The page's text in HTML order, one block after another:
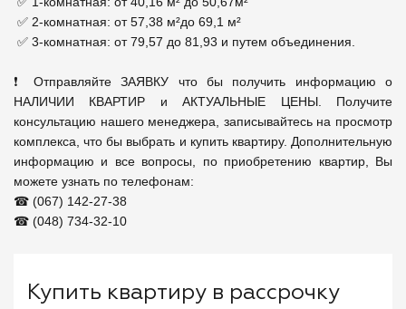
❗ Отправляйте ЗАЯВКУ что бы получить информацию о
НАЛИЧИИ КВАРТИР и АКТУАЛЬНЫЕ ЦЕНЫ. Получите
консультацию нашего менеджера, записывайтесь на просмотр
комплекса, что бы выбрать и купить квартиру. Дополнительную
информацию и все вопросы, по приобретению квартир, Вы
можете узнать по телефонам:
☎ (067) 142-27-38
☎ (048) 734-32-10
Купить квартиру в рассрочку